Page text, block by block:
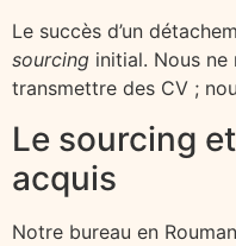
Le succès d’un
sourcing initial. Nous
transmettre des CV ;
Le sourcing
acquis
Notre bureau en